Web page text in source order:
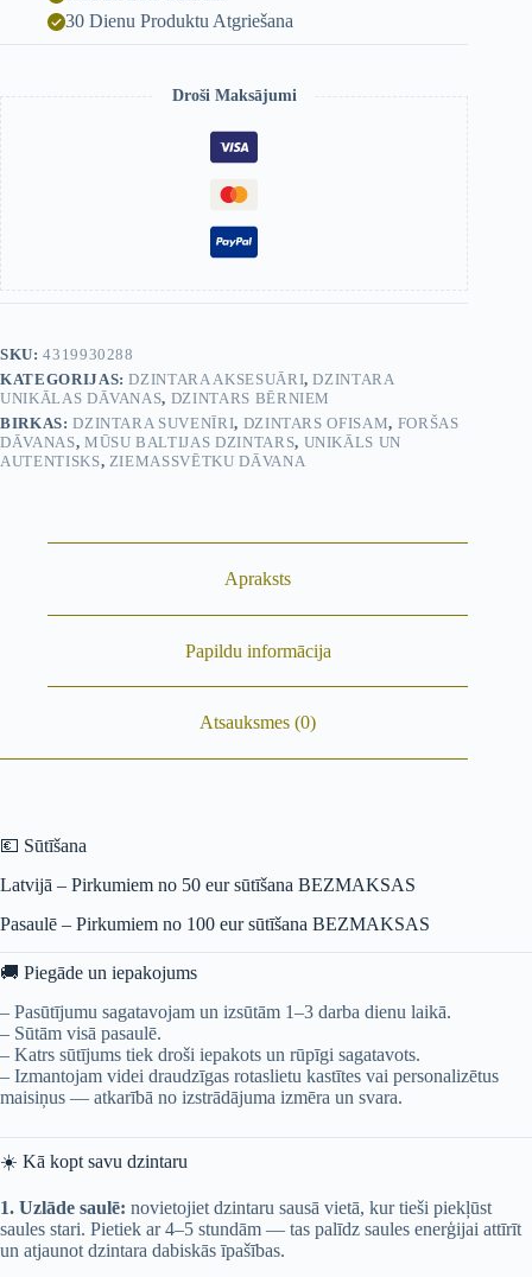
30 Dienu Produktu Atgriešana
Droši Maksājumi
SKU:4319930288
KATEGORIJAS:DZINTARA AKSESUĀRI,DZINTARA
UNIKĀLAS DĀVANAS, DZINTARS BĒRNIEM
BIRKAS:DZINTARA SUVENĪRI, DZINTARS OFISAM, FORŠAS
DĀVANAS, MŪSU BALTIJAS DZINTARS, UNIKĀLS UN
AUTENTISKS, ZIEMASSVĒTKU DĀVANA
Apraksts
Papildu informācija
Atsauksmes (0)
💶 Sūtīšana
Latvijā – Pirkumiem no 50 eur sūtīšana BEZMAKSAS
Pasaulē – Pirkumiem no 100 eur sūtīšana BEZMAKSAS
🚚 Piegāde un iepakojums
– Pasūtījumu sagatavojam un izsūtām 1–3 darba dienu laikā.
– Sūtām visā pasaulē.
– Katrs sūtījums tiek droši iepakots un rūpīgi sagatavots.
– Izmantojam videi draudzīgas rotaslietu kastītes vai personalizētus
maisiņus — atkarībā no izstrādājuma izmēra un svara.
☀️ Kā kopt savu dzintaru
1. Uzlāde saulē: novietojiet dzintaru sausā vietā, kur tieši piekļūst
saules stari. Pietiek ar 4–5 stundām — tas palīdz saules enerģijai attīrīt
un atjaunot dzintara dabiskās īpašības.